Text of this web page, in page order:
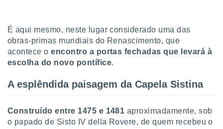
o
os
de
de dados
dados
É aqui mesmo, neste lugar considerado uma das
obras-primas mundiais do Renascimento, que
acontece o encontro a portas fechadas que levará à
escolha do novo pontífice.
A esplêndida paisagem da Capela Sistina
Construído entre 1475 e 1481 aproximadamente, sob
o papado de Sisto IV della Rovere, de quem recebeu o